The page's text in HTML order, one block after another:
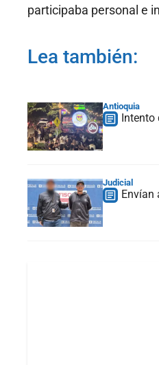
participaba personal e
Lea también:
Antioquia
Judicial
Envían